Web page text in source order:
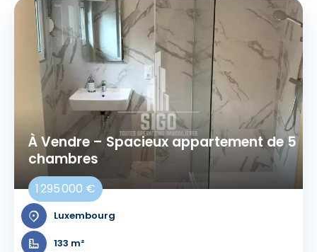
À Vendre – Spacieux appartement de 5
chambres
1 295 000 €
Luxembourg
133 m²